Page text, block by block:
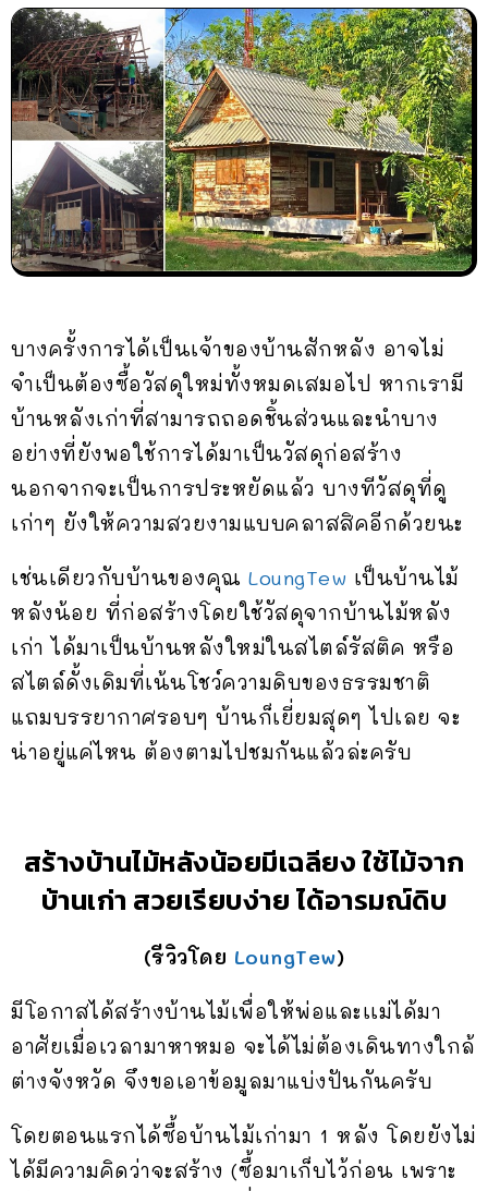
บางครั้งการได้เป็นเจ้าของบ้านสักหลัง อาจไม่
จำเป็นต้องซื้อวัสดุใหม่ทั้งหมดเสมอไป หากเรามี
บ้านหลังเก่าที่สามารถถอดชิ้นส่วนและนำบาง
อย่างที่ยังพอใช้การได้มาเป็นวัสดุก่อสร้าง
นอกจากจะเป็นการประหยัดแล้ว บางทีวัสดุที่ดู
เก่าๆ ยังให้ความสวยงามแบบคลาสสิคอีกด้วยนะ
เช่นเดียวกับบ้านของคุณ LoungTew เป็นบ้านไม้
หลังน้อย ที่ก่อสร้างโดยใช้วัสดุจากบ้านไม้หลัง
เก่า ได้มาเป็นบ้านหลังใหม่ในสไตล์รัสติค หรือ
สไตล์ดั้งเดิมที่เน้นโชว์ความดิบของธรรมชาติ
แถมบรรยากาศรอบๆ บ้านก็เยี่ยมสุดๆ ไปเลย จะ
น่าอยู่แค่ไหน ต้องตามไปชมกันแล้วล่ะครับ
สร้างบ้านไม้หลังน้อยมีเฉลียง ใช้ไม้จาก
บ้านเก่า สวยเรียบง่าย ได้อารมณ์ดิบ
(รีวิวโดย LoungTew)
มีโอกาสได้สร้างบ้านไม้เพื่อให้พ่อและเเม่ได้มา
อาศัยเมื่อเวลามาหาหมอ จะได้ไม่ต้องเดินทางใกล้
ต่างจังหวัด จึงขอเอาข้อมูลมาแบ่งปันกันครับ
โดยตอนแรกได้ซื้อบ้านไม้เก่ามา 1 หลัง โดยยังไม่
ได้มีความคิดว่าจะสร้าง (ซื้อมาเก็บไว้ก่อน เพราะ